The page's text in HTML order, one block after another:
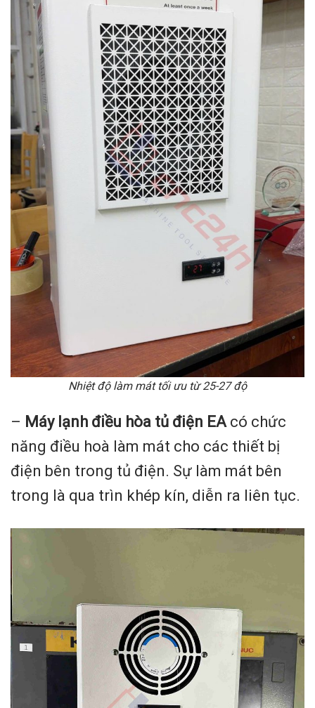
Nhiệt độ làm mát tối ưu từ 25-27 độ
– Máy lạnh điều hòa tủ điện EA có chức
năng điều hoà làm mát cho các thiết bị
điện bên trong tủ điện. Sự làm mát bên
trong là qua trìn khép kín, diễn ra liên tục.